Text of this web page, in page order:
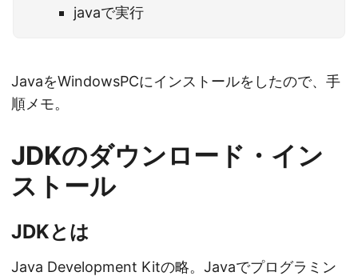
javaで実行
JavaをWindowsPCにインストールをしたので、手
順メモ。
JDKのダウンロード・イン
ストール
JDKとは
Java Development Kitの略。Javaでプログラミン